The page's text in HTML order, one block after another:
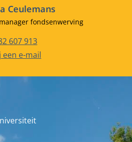
Ceulemans
fondsenwerving
607 913
e-mail